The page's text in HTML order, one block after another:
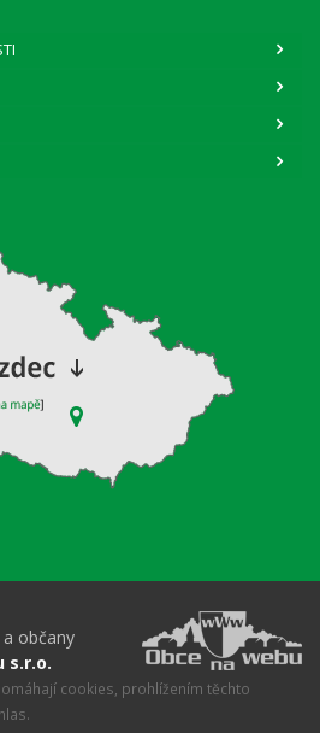
občany
s.r.o.
cookies, prohlížením těchto